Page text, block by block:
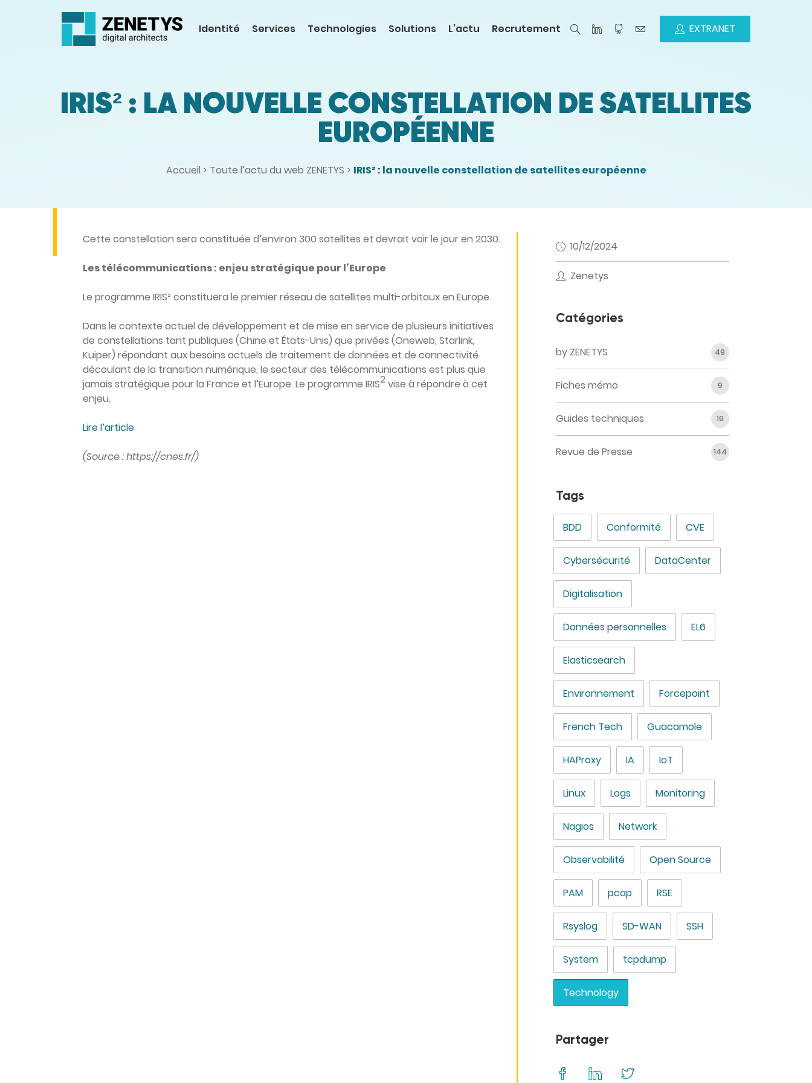
Identité Services Technologies Solutions L’actu Recrutement EXTRANET
IRIS² : LA NOUVELLE CONSTELLATION DE SATELLITES
EUROPÉENNE
Accueil > Toute l’actu du web ZENETYS > IRIS² : la nouvelle constellation de satellites européenne
Cette constellation sera constituée d’environ 300 satellites et devrait voir le jour en 2030.
Les télécommunications : enjeu stratégique pour l’Europe
Le programme IRIS² constituera le premier réseau de satellites multi-orbitaux en Europe.
Dans le contexte actuel de développement et de mise en service de plusieurs initiatives
de constellations tant publiques (Chine et États-Unis) que privées (Oneweb, Starlink,
Kuiper) répondant aux besoins actuels de traitement de données et de connectivité
découlant de la transition numérique, le secteur des télécommunications est plus que
jamais stratégique pour la France et l’Europe. Le programme IRIS2vise à répondre à cet
enjeu.
Lire l’article
(Source : https://cnes.fr/)
10/12/2024
Zenetys
Catégories
by ZENETYS 49
Fiches mémo 9
Guides techniques 19
Revue de Presse 144
Tags
BDD Conformité CVE
Cybersécurité DataCenter
Digitalisation
Données personnelles EL6
Elasticsearch
Environnement Forcepoint
French Tech Guacamole
HAProxy IA IoT
Linux Logs Monitoring
Nagios Network
Observabilité Open Source
PAM pcap RSE
Rsyslog SD-WAN SSH
System tcpdump
Technology
Partager